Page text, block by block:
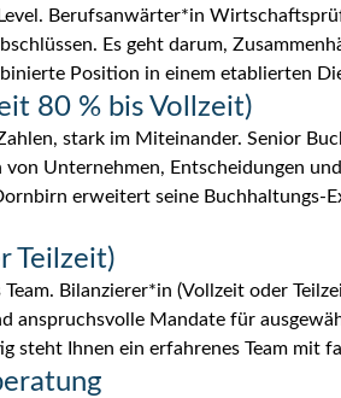
Berufsanwärter*in
Es geht darum,
Position in einem etablierten
80 % bis Vollzeit)
stark im Miteinander. Senior
von Unternehmen, Entscheidungen
erweitert seine
Teilzeit)
Team. Bilanzierer*in (Vollzeit oder
anspruchsvolle Mandate für
steht Ihnen ein erfahrenes Team mit